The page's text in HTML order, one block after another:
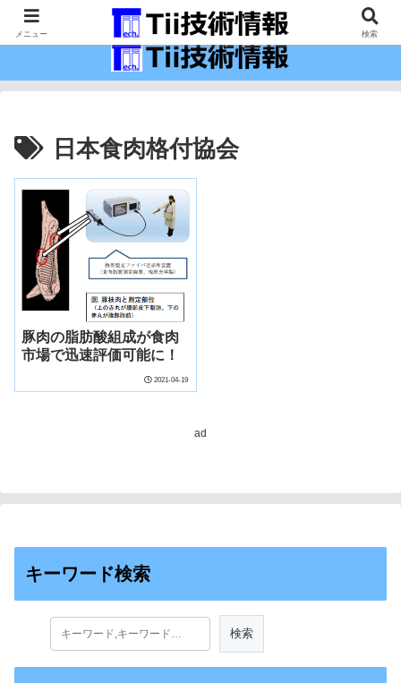
最新の科学技術の情報インフラ。
日本食肉格付協会
豚肉の脂肪酸組成が食肉
市場で迅速評価可能に！
2021-04-19
ad
キーワード検索
メニュー 検索